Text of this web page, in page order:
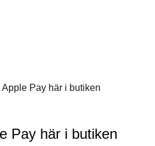
Pay här i butiken